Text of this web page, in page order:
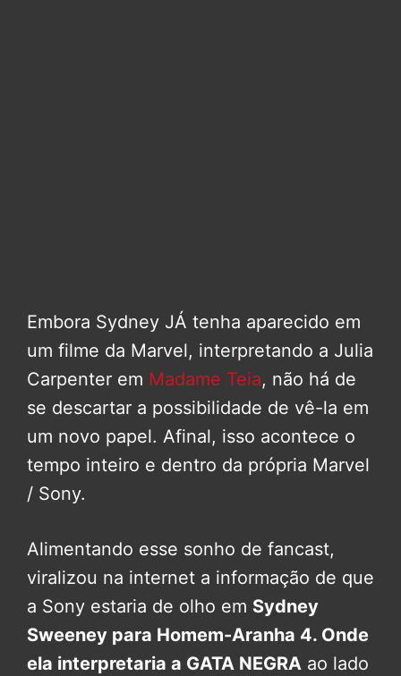
Embora Sydney JÁ tenha aparecido em
um filme da Marvel, interpretando a Julia
Carpenter em Madame Teia, não há de
se descartar a possibilidade de vê-la em
um novo papel. Afinal, isso acontece o
tempo inteiro e dentro da própria Marvel
/ Sony.
Alimentando esse sonho de fancast,
viralizou na internet a informação de que
a Sony estaria de olho em Sydney
Sweeney para Homem-Aranha 4. Onde
ela interpretaria a GATA NEGRA ao lado